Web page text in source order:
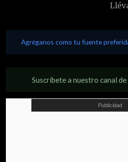
Agréganos como tu fuente
Suscríbete a nuestro canal de